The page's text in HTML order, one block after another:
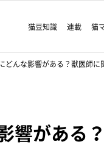
猫豆知識 連載 猫
どんな影響がある？獣医師に
響がある